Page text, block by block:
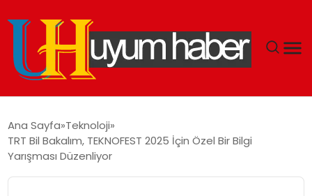
EKONOMI
Ana Sayfa Teknoloji
TRT Bil Bakalım, TEKNOFEST 2025 İçin Özel Bir Bilgi
Yarışması Düzenliyor